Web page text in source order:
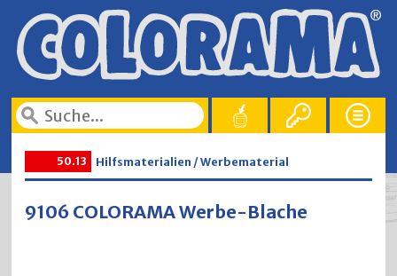
50.13 Hilfsmaterialien / Werbematerial
9106 COLORAMA Werbe-Blache